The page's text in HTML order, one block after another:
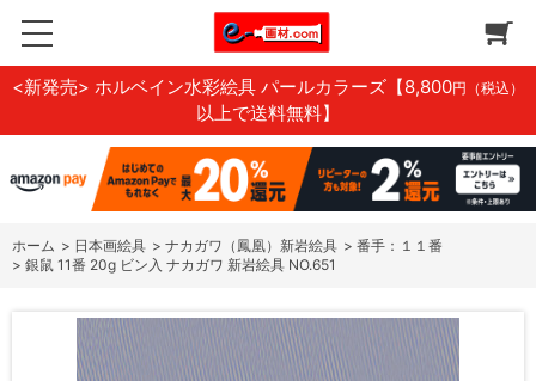
<新発売> ホルベイン水彩絵具 パールカラーズ 【8,800円（税込）
以上で送料無料】
ホーム > 日本画絵具 > ナカガワ（鳳凰）新岩絵具 > 番手：１１番
> 銀鼠 11番 20g ビン入 ナカガワ 新岩絵具 NO.651